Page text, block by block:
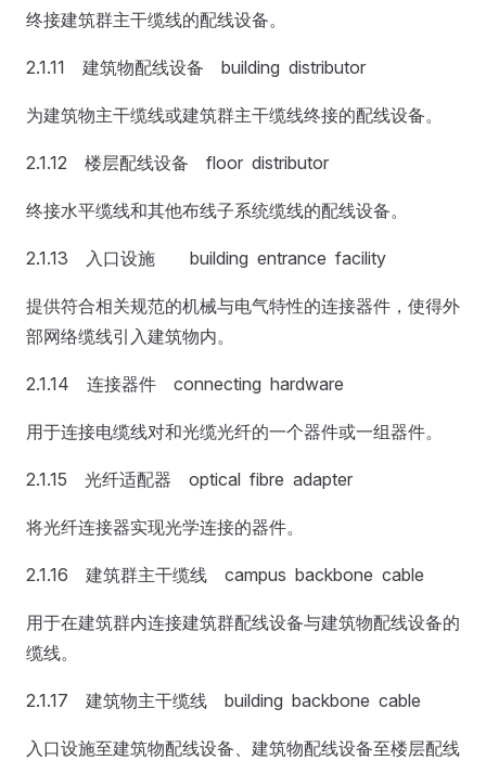
终接建筑群主干缆线的配线设备。
2.1.11 建筑物配线设备 building distributor
为建筑物主干缆线或建筑群主干缆线终接的配线设备。
2.1.12 楼层配线设备 floor distributor
终接水平缆线和其他布线子系统缆线的配线设备。
2.1.13 入口设施 building entrance facility
提供符合相关规范的机械与电气特性的连接器件，使得外
部网络缆线引入建筑物内。
2.1.14 连接器件 connecting hardware
用于连接电缆线对和光缆光纤的一个器件或一组器件。
2.1.15 光纤适配器 optical fibre adapter
将光纤连接器实现光学连接的器件。
2.1.16 建筑群主干缆线 campus backbone cable
用于在建筑群内连接建筑群配线设备与建筑物配线设备的
缆线。
2.1.17 建筑物主干缆线 building backbone cable
入口设施至建筑物配线设备、建筑物配线设备至楼层配线